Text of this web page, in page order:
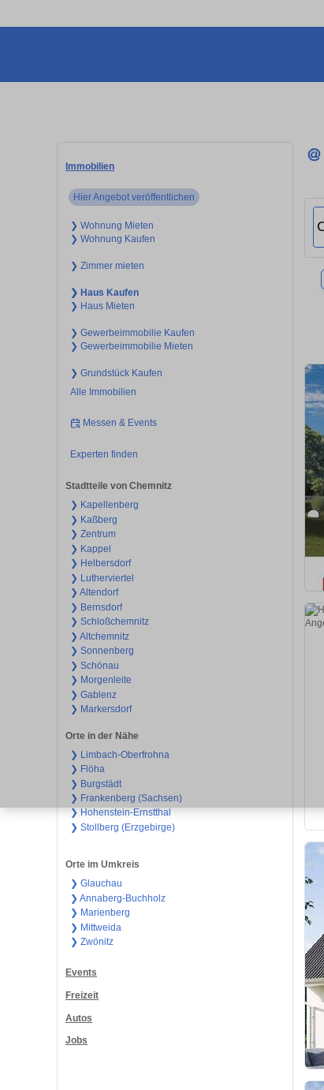
Immobilien
Hier Angebot veröffentlichen
❯ Wohnung Mieten
❯ Wohnung Kaufen
❯ Zimmer mieten
❯ Haus Kaufen
❯ Haus Mieten
❯ Gewerbeimmobilie Kaufen
❯ Gewerbeimmobilie Mieten
❯ Grundstück Kaufen
Alle Immobilien
Messen & Events
Experten finden
Stadtteile von Chemnitz
❯ Kapellenberg
❯ Kaßberg
❯ Zentrum
❯ Kappel
❯ Helbersdorf
❯ Lutherviertel
❯ Altendorf
❯ Bernsdorf
❯ Schloßchemnitz
❯ Altchemnitz
❯ Sonnenberg
❯ Schönau
❯ Morgenleite
❯ Gablenz
❯ Markersdorf
Orte in der Nähe
❯ Limbach-Oberfrohna
❯ Flöha
❯ Burgstädt
❯ Frankenberg (Sachsen)
❯ Hohenstein-Ernstthal
❯ Stollberg (Erzgebirge)
Orte im Umkreis
❯ Glauchau
❯ Annaberg-Buchholz
❯ Marienberg
❯ Mittweida
❯ Zwönitz
Events
Freizeit
Autos
Jobs